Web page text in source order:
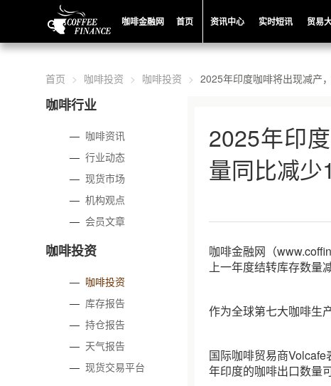
咖啡金融网 首页 资讯中心 实时短讯 贸易
首页 咖啡投资 咖啡投资 2025年印度咖啡将出现减产
咖啡行业
— 咖啡资讯
—行业动态
—现货市场
—机构观点
—会员文章
咖啡投资
— 咖啡投资
— 库存报告
—持仓报告
— 天气报告
—现货交易平台
2025年印
量同比减少
咖啡金融网（
上一年度结转库存数量
作为全球第七大咖啡生
国际咖啡贸易商
年印度的咖啡出口数量